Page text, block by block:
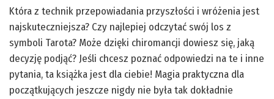
Która z technik przepowiadania przyszłości i wróżenia jest
najskuteczniejsza? Czy najlepiej odczytać swój los z
symboli Tarota? Może dzięki chiromancji dowiesz się, jaką
decyzję podjąć? Jeśli chcesz poznać odpowiedzi na te i inne
pytania, ta książka jest dla ciebie! Magia praktyczna dla
początkujących jeszcze nigdy nie była tak dokładnie